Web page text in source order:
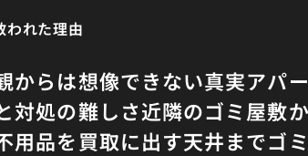
われた理由
からは想像できない真実アパ
対処の難しさ近隣のゴミ屋敷
用品を買取に出す天井までゴ